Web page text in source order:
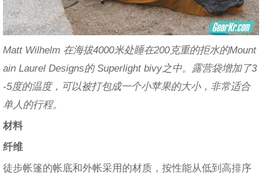
Matt Wilhelm 在海拔4000米处睡在200克重的拒水的Mount
ain Laurel Designs的 Superlight bivy之中。露营袋增加了3
-5度的温度，可以被打包成一个小苹果的大小，非常适合
单人的行程。
材料
纤维
徒步帐篷的帐底和外帐采用的材质，按性能从低到高排序